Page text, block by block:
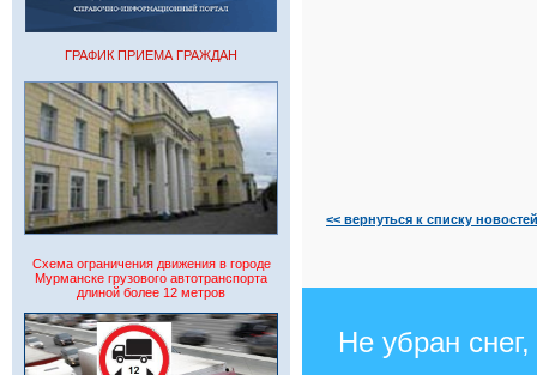
ГРАФИК ПРИЕМА ГРАЖДАН
Схема ограничения движения в городе
Мурманске грузового автотранспорта
длиной более 12 метров
<< вернуться к списку новостей
Не убран